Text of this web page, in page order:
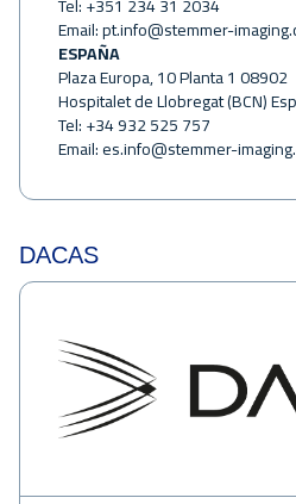
Email:pt.info@stemmer-
ESPAÑA
Plaza Europa, 10 Planta 1 08902
Hospitalet de Llobregat (BCN)
Tel: +34 932 525 757
Email:es.info@stemmer-
DACAS